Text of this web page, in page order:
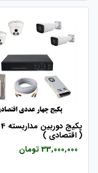
( اقتصادی )
33,000,000 تومان